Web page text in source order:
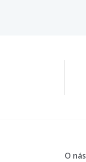
O nás